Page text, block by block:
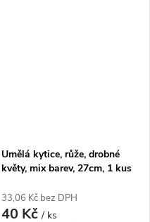
Umělá kytice, růže, drobné
květy, mix barev, 27cm, 1 kus
33,06 Kč bez DPH
40 Kč/ ks